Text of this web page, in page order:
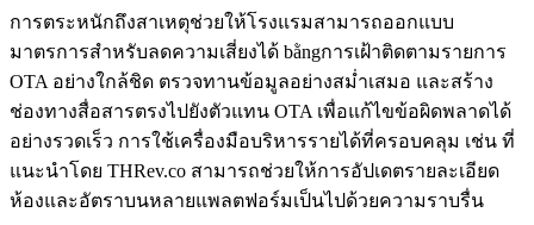
การตระหนักถึงสาเหตุช่วยให้โรงแรมสามารถออกแบบ
มาตรการสำหรับลดความเสี่ยงได้ bằngการเฝ้าติดตามรายการ
OTA อย่างใกล้ชิด ตรวจทานข้อมูลอย่างสม่ำเสมอ และสร้าง
ช่องทางสื่อสารตรงไปยังตัวแทน OTA เพื่อแก้ไขข้อผิดพลาดได้
อย่างรวดเร็ว การใช้เครื่องมือบริหารรายได้ที่ครอบคลุม เช่น ที่
แนะนำโดย THRev.co สามารถช่วยให้การอัปเดตรายละเอียด
ห้องและอัตราบนหลายแพลตฟอร์มเป็นไปด้วยความราบรื่น